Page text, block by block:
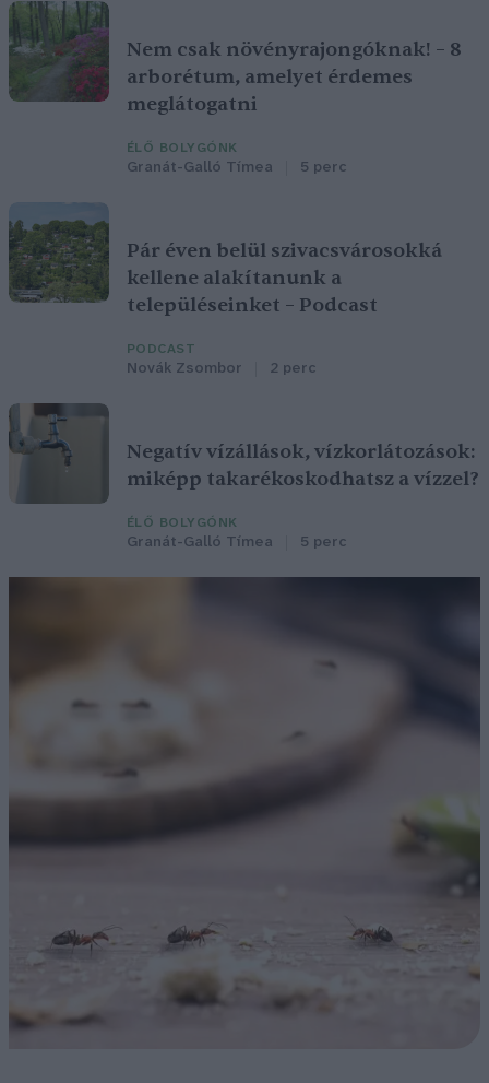
Nem csak növényrajongóknak! – 8
arborétum, amelyet érdemes
meglátogatni
ÉLŐ BOLYGÓNK
Granát-Galló Tímea 5 perc
Pár éven belül szivacsvárosokká
kellene alakítanunk a
településeinket – Podcast
PODCAST
Novák Zsombor 2 perc
Negatív vízállások, vízkorlátozások:
miképp takarékoskodhatsz a vízzel?
ÉLŐ BOLYGÓNK
Granát-Galló Tímea 5 perc